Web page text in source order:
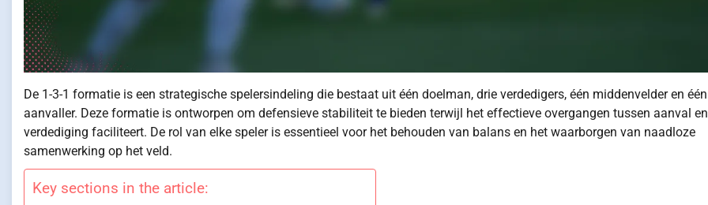
De 1-3-1 formatie is een strategische spelersindeling die bestaat uit één doelman, drie verdedigers, één middenvelder en één
aanvaller. Deze formatie is ontworpen om defensieve stabiliteit te bieden terwijl het effectieve overgangen tussen aanval en
verdediging faciliteert. De rol van elke speler is essentieel voor het behouden van balans en het waarborgen van naadloze
samenwerking op het veld.
Key sections in the article: